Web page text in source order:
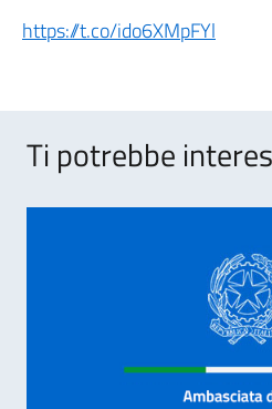
https://t.co/ido6XMpFYl
Ti potrebbe